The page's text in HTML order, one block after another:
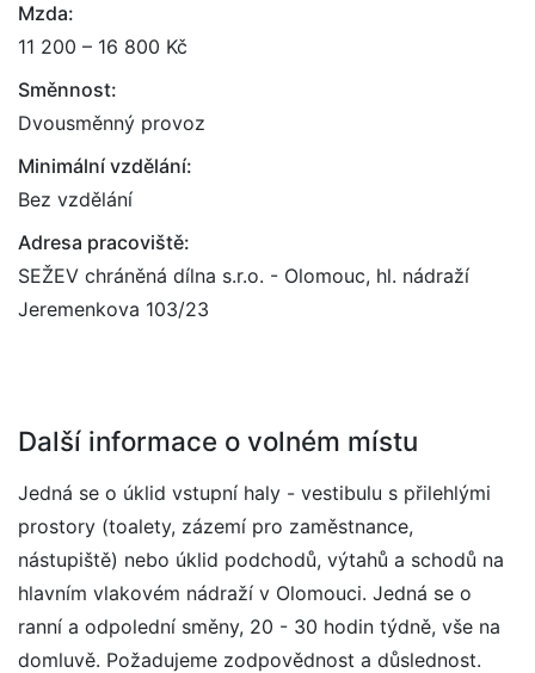
Mzda:
11 200 – 16 800 Kč
Směnnost:
Dvousměnný provoz
Minimální vzdělání:
Bez vzdělání
Adresa pracoviště:
SEŽEV chráněná dílna s.r.o. - Olomouc, hl. nádraží
Jeremenkova 103/23
Další informace o volném místu
Jedná se o úklid vstupní haly - vestibulu s přilehlými
prostory (toalety, zázemí pro zaměstnance,
nástupiště) nebo úklid podchodů, výtahů a schodů na
hlavním vlakovém nádraží v Olomouci. Jedná se o
ranní a odpolední směny, 20 - 30 hodin týdně, vše na
domluvě. Požadujeme zodpovědnost a důslednost.